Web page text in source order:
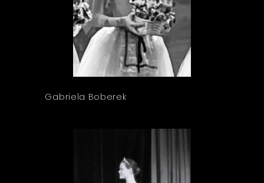
Gabriela Boberek